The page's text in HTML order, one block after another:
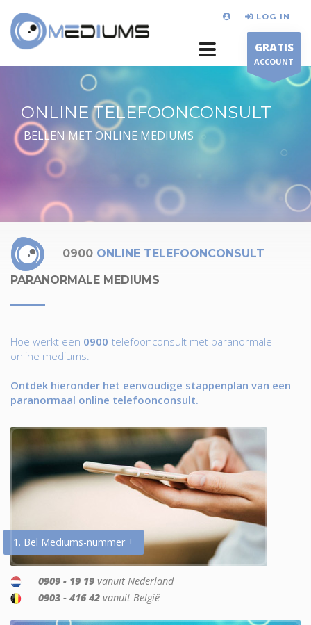
LOG IN
GRATIS
ACCOUNT
ONLINE TELEFOONCONSULT
BELLEN MET ONLINE MEDIUMS
0900 ONLINE TELEFOONCONSULT
PARANORMALE MEDIUMS
Hoe werkt een 0900-telefoonconsult met paranormale
online mediums.
Ontdek hieronder het eenvoudige stappenplan van een
paranormaal online telefoonconsult.
1. Bel Mediums-nummer +
0909 - 19 19 vanuit Nederland
0903 - 416 42 vanuit België